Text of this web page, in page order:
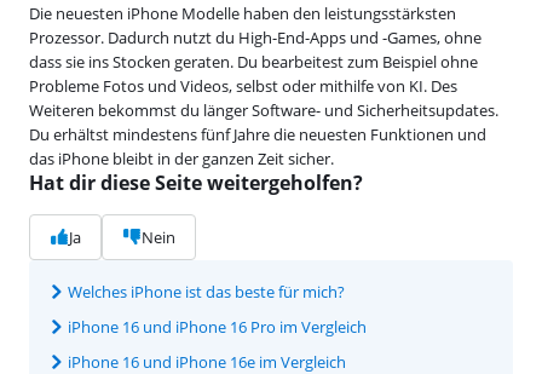
Die neuesten iPhone Modelle haben den leistungsstärksten
Prozessor. Dadurch nutzt du High-End-Apps und -Games, ohne
dass sie ins Stocken geraten. Du bearbeitest zum Beispiel ohne
Probleme Fotos und Videos, selbst oder mithilfe von KI. Des
Weiteren bekommst du länger Software- und Sicherheitsupdates.
Du erhältst mindestens fünf Jahre die neuesten Funktionen und
das iPhone bleibt in der ganzen Zeit sicher.
Hat dir diese Seite weitergeholfen?
Ja Nein
Welches iPhone ist das beste für mich?
iPhone 16 und iPhone 16 Pro im Vergleich
iPhone 16 und iPhone 16e im Vergleich